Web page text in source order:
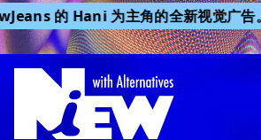
的 Hani 为主角的全新视觉广告。